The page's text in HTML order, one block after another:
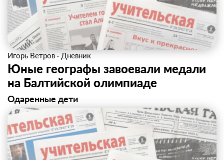
Игорь Ветров · Дневник
Юные географы завоевали медали
на Балтийской олимпиаде
Одаренные дети